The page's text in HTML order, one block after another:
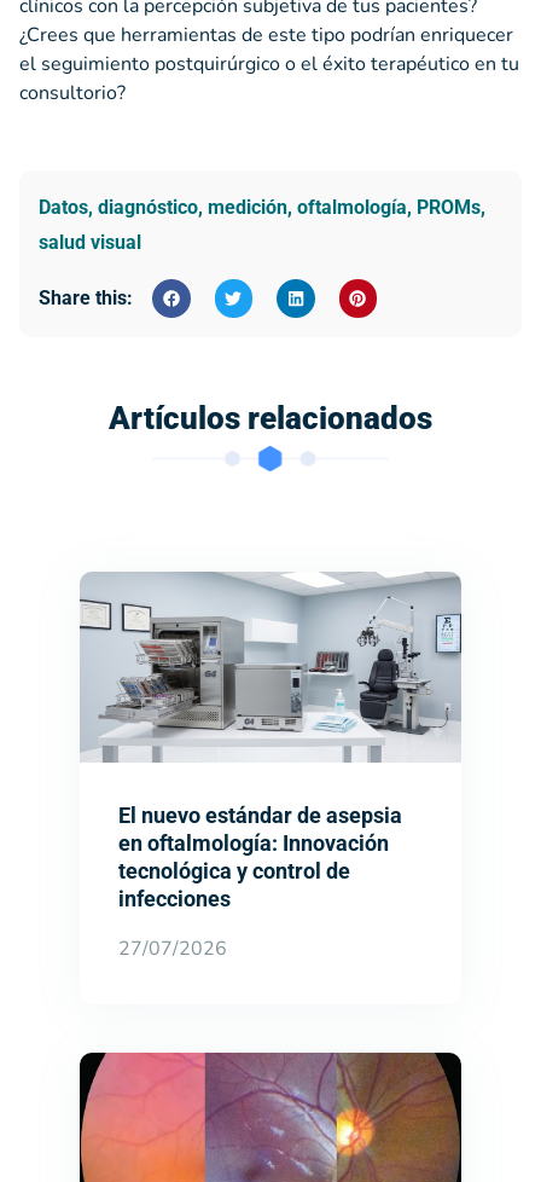
clínicos con la percepción subjetiva de tus pacientes?
¿Crees que herramientas de este tipo podrían enriquecer
el seguimiento postquirúrgico o el éxito terapéutico en tu
consultorio?
Datos, diagnóstico, medición, oftalmología, PROMs,
salud visual
Share this:
Artículos relacionados
El nuevo estándar de asepsia
en oftalmología: Innovación
tecnológica y control de
infecciones
27/07/2026